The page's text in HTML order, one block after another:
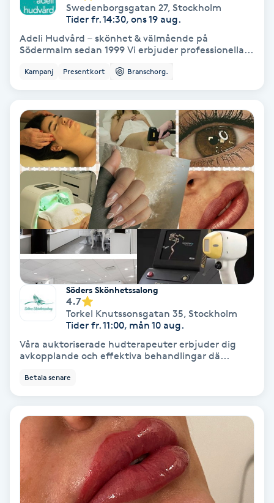
Face framing
Faceliftmassage
Fet hårbotten
Fettreducering
Fibromassage
Fotmassage
Fotsvamp
Fotvård
Fransar
Fransborttagning
Fransfärgning
Fransförlängning
Fransförlängning Megavolym
Swedenborgsgatan 27, Stockholm
Tider fr. 14:30, ons 19 aug.
Adeli Hudvård – skönhet & välmående på
Södermalm sedan 1999 Vi erbjuder professionella...
Kampanj Presentkort Branschorg.
Söders Skönhetssalong
4.7
Torkel Knutssonsgatan 35, Stockholm
Tider fr. 11:00, mån 10 aug.
Våra auktoriserade hudterapeuter erbjuder dig
avkopplande och effektiva behandlingar dä...
Betala senare